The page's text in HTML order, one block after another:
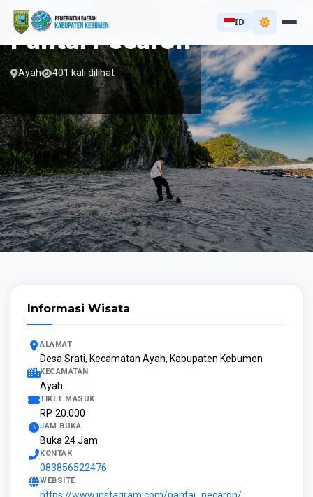
ID
WISATA ALAM
Pantai Pecaron
Ayah 401 kali dilihat
Informasi Wisata
ALAMAT
Desa Srati, Kecamatan Ayah, Kabupaten Kebumen
KECAMATAN
Ayah
TIKET MASUK
RP. 20.000
JAM BUKA
Buka 24 Jam
KONTAK
083856522476
WEBSITE